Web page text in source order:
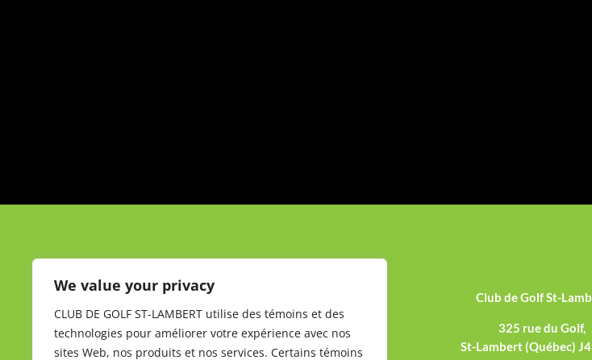
We value your privacy
CLUB DE GOLF ST-LAMBERT utilise des témoins et des
technologies pour améliorer votre expérience avec nos
sites Web, nos produits et nos services. Certains témoins
Club de Golf St-
325 rue du Golf,
St-Lambert (Québec)